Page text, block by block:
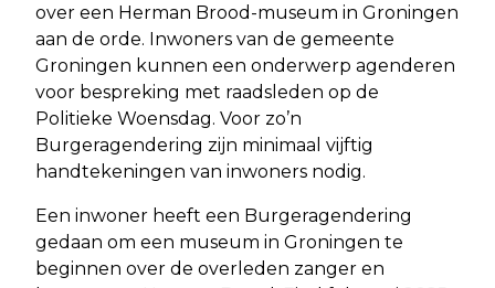
over een Herman Brood-museum in Groningen
aan de orde. Inwoners van de gemeente
Groningen kunnen een onderwerp agenderen
voor bespreking met raadsleden op de
Politieke Woensdag. Voor zo’n
Burgeragendering zijn minimaal vijftig
handtekeningen van inwoners nodig.
Een inwoner heeft een Burgeragendering
gedaan om een museum in Groningen te
beginnen over de overleden zanger en